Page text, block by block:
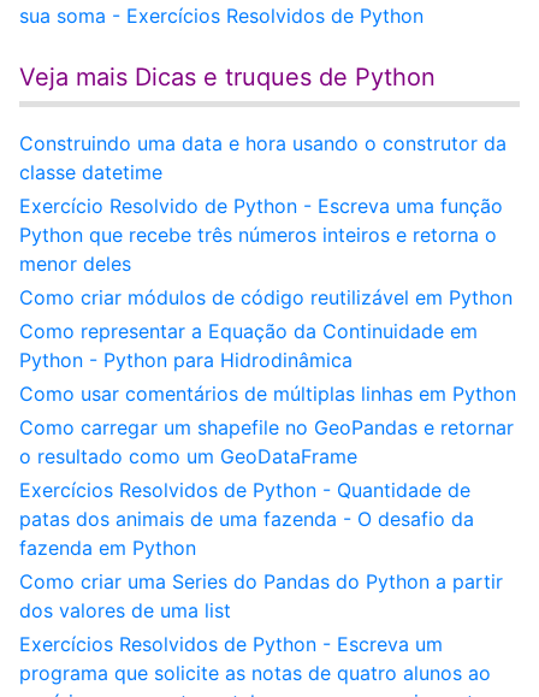
sua soma - Exercícios Resolvidos de Python
Veja mais Dicas e truques de Python
Construindo uma data e hora usando o construtor da
classe datetime
Exercício Resolvido de Python - Escreva uma função
Python que recebe três números inteiros e retorna o
menor deles
Como criar módulos de código reutilizável em Python
Como representar a Equação da Continuidade em
Python - Python para Hidrodinâmica
Como usar comentários de múltiplas linhas em Python
Como carregar um shapefile no GeoPandas e retornar
o resultado como um GeoDataFrame
Exercícios Resolvidos de Python - Quantidade de
patas dos animais de uma fazenda - O desafio da
fazenda em Python
Como criar uma Series do Pandas do Python a partir
dos valores de uma list
Exercícios Resolvidos de Python - Escreva um
programa que solicite as notas de quatro alunos ao